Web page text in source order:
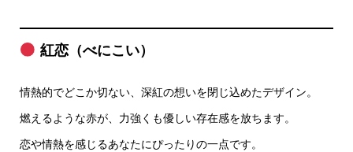
紅恋（べにこい）
情熱的でどこか切ない、深紅の想いを閉じ込めたデザイン。
燃えるような赤が、力強くも優しい存在感を放ちます。
恋や情熱を感じるあなたにぴったりの一点です。